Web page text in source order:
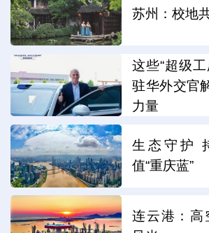
苏州：校地
这些“超级
驻华外交官
力量
生态守护
值“重庆蓝”
连云港：高